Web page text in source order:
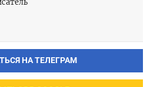
НА ТЕЛЕГРАМ